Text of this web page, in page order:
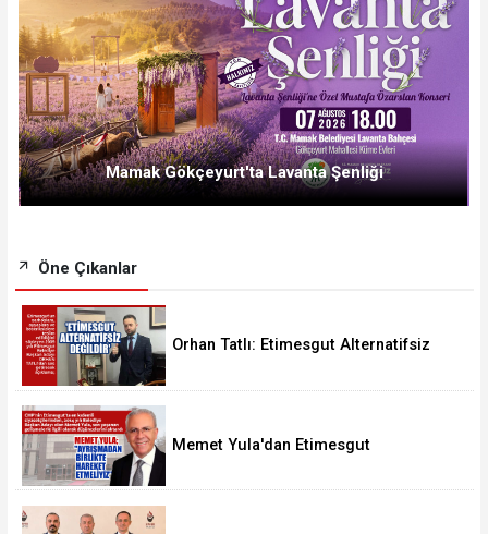
Mamak Gökçeyurt'ta Lavanta Şenliği
Öne Çıkanlar
Orhan Tatlı: Etimesgut Alternatifsiz
Memet Yula'dan Etimesgut